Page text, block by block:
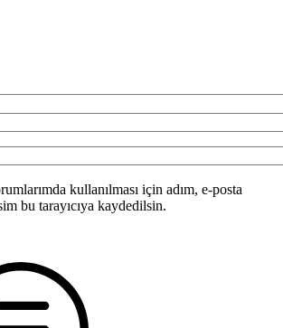
kullanılması için adım, e-posta
bu tarayıcıya kaydedilsin.